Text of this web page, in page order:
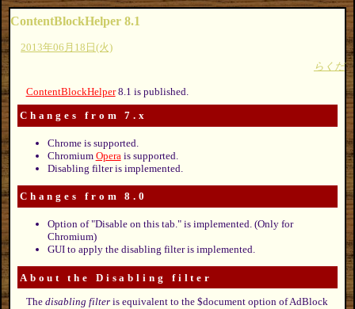
ContentBlockHelper 8.1
2013年06月18日(火)
らくだ
ContentBlockHelper8.1 is published.
Changes from 7.x
Chrome is supported.
Chromium Opera is supported.
Disabling filter is implemented.
Changes from 8.0
Option of "Disable on this tab." is implemented. (Only for
Chromium)
GUI to apply the disabling filter is implemented.
About the Disabling filter
The disabling filteris equivalent to the $document option of AdBlock